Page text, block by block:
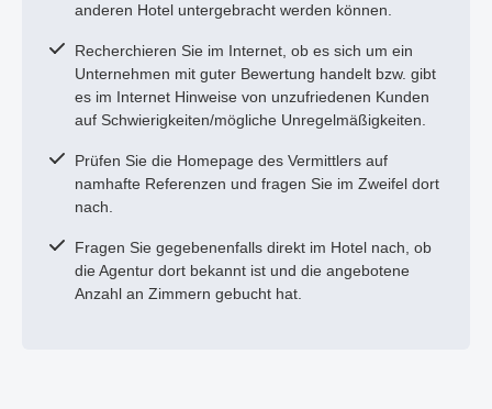
anderen Hotel untergebracht werden können.
Recherchieren Sie im Internet, ob es sich um ein
Unternehmen mit guter Bewertung handelt bzw. gibt
es im Internet Hinweise von unzufriedenen Kunden
auf Schwierigkeiten/mögliche Unregelmäßigkeiten.
Prüfen Sie die Homepage des Vermittlers auf
namhafte Referenzen und fragen Sie im Zweifel dort
nach.
Fragen Sie gegebenenfalls direkt im Hotel nach, ob
die Agentur dort bekannt ist und die angebotene
Anzahl an Zimmern gebucht hat.